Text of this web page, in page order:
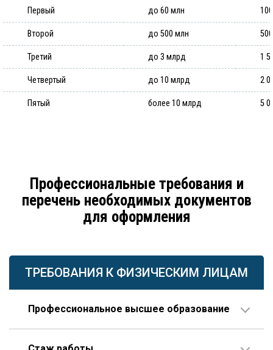
Первый до 60 млн
Второй до 500 млн
Третий до 3 млрд 1
Четвертый до 10 млрд 2
Пятый более 10 млрд 5
Профессиональные требования и
перечень необходимых документов
для оформления
ТРЕБОВАНИЯ К ФИЗИЧЕСКИМ ЛИЦАМ
Профессиональное высшее образование